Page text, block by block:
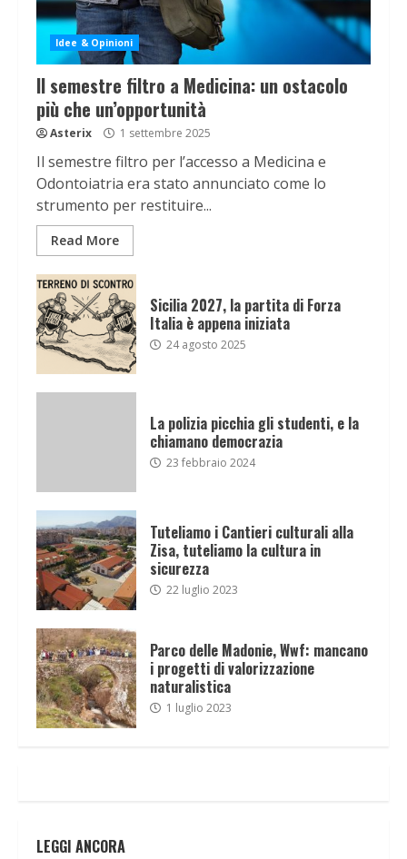
Idee & Opinioni
Il semestre filtro a Medicina: un ostacolo
più che un’opportunità
Asterix 1 settembre 2025
Il semestre filtro per l’accesso a Medicina e
Odontoiatria era stato annunciato come lo
strumento per restituire...
Read More
Sicilia 2027, la partita di Forza
Italia è appena iniziata
24 agosto 2025
La polizia picchia gli studenti, e la
chiamano democrazia
23 febbraio 2024
Tuteliamo i Cantieri culturali alla
Zisa, tuteliamo la cultura in
sicurezza
22 luglio 2023
Parco delle Madonie, Wwf: mancano
i progetti di valorizzazione
naturalistica
1 luglio 2023
LEGGI ANCORA